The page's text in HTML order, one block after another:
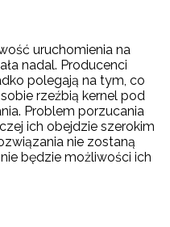
uruchomienia na
nadal. Producenci
polegają na tym, co
rzeźbią kernel pod
Problem porzucania
ich obejdzie szerokim
nie zostaną
będzie możliwości ich